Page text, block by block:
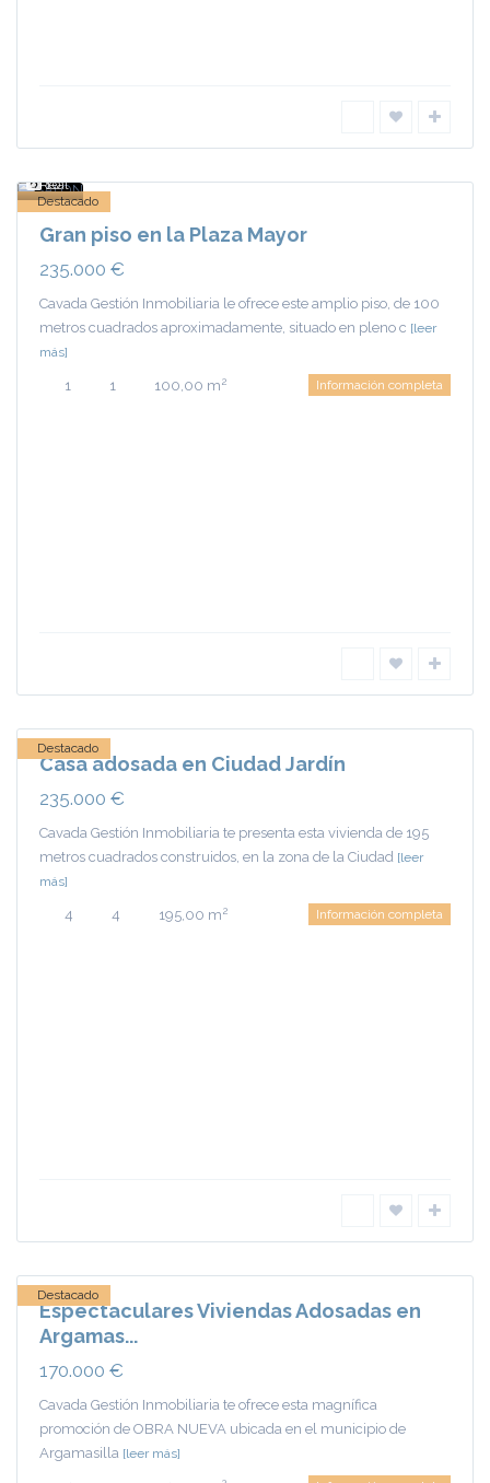
10
Real
Destacado
Gran piso en la Plaza Mayor
235.000 €
Cavada Gestión Inmobiliaria le ofrece este amplio piso, de 100
metros cuadrados aproximadamente, situado en pleno c [leer
más]
1 1 100,00 m2 Información completa
Ciudad
Destacado
Casa adosada en Ciudad Jardín
235.000 €
Cavada Gestión Inmobiliaria te presenta esta vivienda de 195
metros cuadrados construidos, en la zona de la Ciudad [leer
más]
4 4 195,00 m2 Información completa
Argamasilla
Destacado
Espectaculares Viviendas Adosadas en
Argamas...
170.000 €
Cavada Gestión Inmobiliaria te ofrece esta magnífica
promoción de OBRA NUEVA ubicada en el municipio de
Argamasilla [leer más]